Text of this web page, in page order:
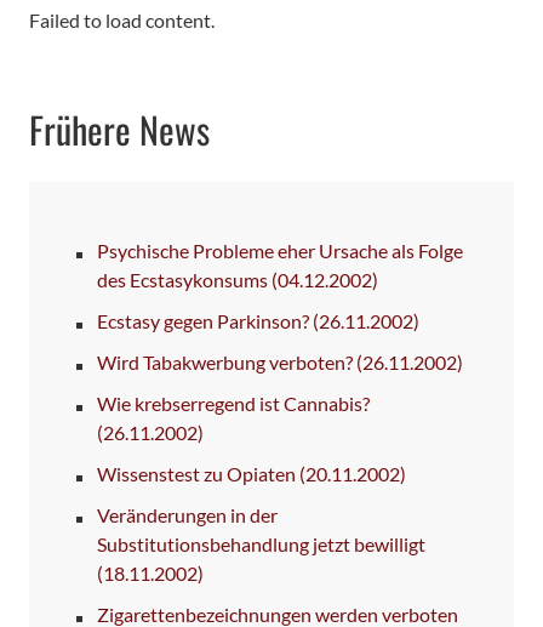
Failed to load content.
Frühere News
Psychische Probleme eher Ursache als Folge
des Ecstasykonsums (04.12.2002)
Ecstasy gegen Parkinson? (26.11.2002)
Wird Tabakwerbung verboten? (26.11.2002)
Wie krebserregend ist Cannabis?
(26.11.2002)
Wissenstest zu Opiaten (20.11.2002)
Veränderungen in der
Substitutionsbehandlung jetzt bewilligt
(18.11.2002)
Zigarettenbezeichnungen werden verboten